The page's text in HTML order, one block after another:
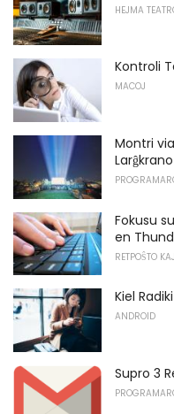
HEJMA
Kontroli
MACOJ
Montri
Fokusu
en
RETPOŜTO
Kiel
ANDROID
Supro 3